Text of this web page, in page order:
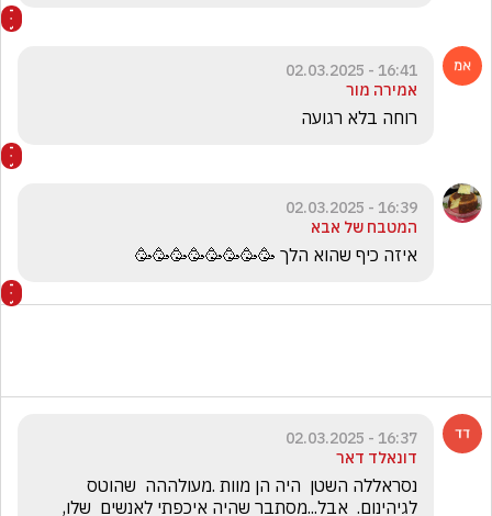
16:41 - 02.03.2025
אמירה מור
רוחה בלא רגועה
16:39 - 02.03.2025
המטבח של אבא
איזה כיף שהוא הלך 🥳🥳🥳🥳🥳🥳🥳🥳
16:37 - 02.03.2025
דונאלד דאר